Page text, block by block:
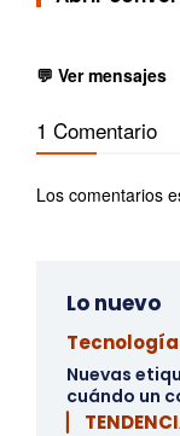
💬 Ver mensajes
1 Comentario
Los comentarios
Lo nuevo
Tecnología
Nuevas
cuándo un
▏